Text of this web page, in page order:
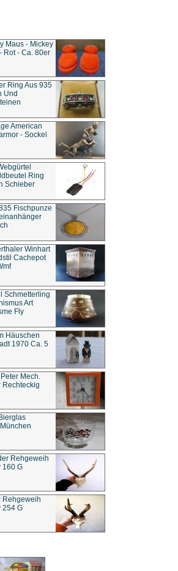
Maus - Mickey
Rot - Ca. 80er
Ring Aus 935
Und
American
- Sockel
Ring
Schieber
Fischpunze
Winhart
Cachepot
Schmetterling
Art
Fly
Häuschen
1970 Ca. 5
Mech.
Rechteckig
Rehgeweih
160 G
Rehgeweih
254 G